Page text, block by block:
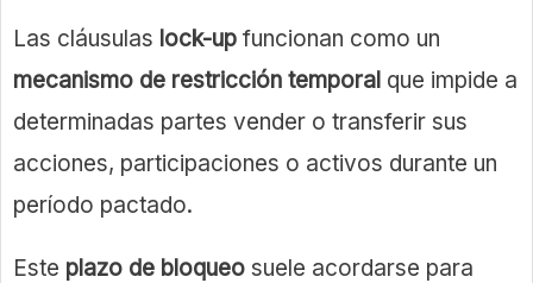
Las cláusulas lock-up funcionan como un
mecanismo de restricción temporal que impide a
determinadas partes vender o transferir sus
acciones, participaciones o activos durante un
período pactado.
Este plazo de bloqueo suele acordarse para